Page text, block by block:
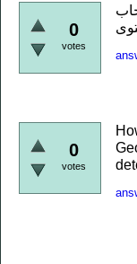
0
votes
0
votes